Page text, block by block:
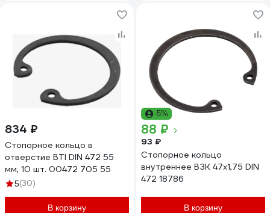
834 ₽
Стопорное кольцо в
отверстие BTI DIN 472 55
мм, 10 шт. 00472 705 55
5(30)
В корзину
-5%
88 ₽
93 ₽
Стопорное кольцо
внутреннее ВЗК 47x1,75 DIN
472 18786
В корзину